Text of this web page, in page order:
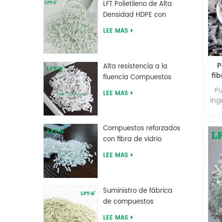
LFT Polietileno de Alta
Densidad HDPE con
Fibra de Vidrio Larga
LEE MAS
Alta resistencia a la
fluencia Compuestos
largos de fibra de vidrio
LEE MAS
Compuestos reforzados
con fibra de vidrio
larga de tereftalato de
LEE MAS
Suministro de fábrica
de compuestos
reforzados con fibra de
LEE MAS
los
a